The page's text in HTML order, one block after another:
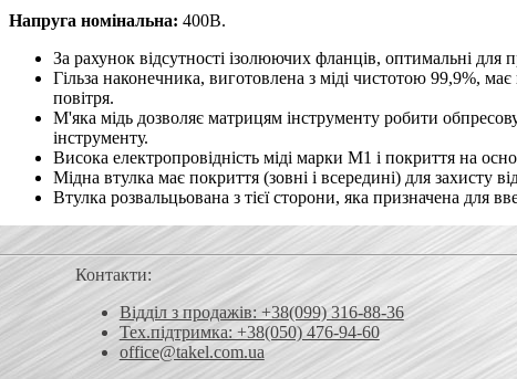
Напруга номінальна: 400В.
За рахунок відсутності ізолюючих фланців, оптимальні для
Гільза наконечника, виготовлена ​​з міді чистотою 99,9%,
повітря.
М'яка мідь дозволяє матрицям інструменту робити
інструменту.
Висока електропровідність міді марки М1 і покриття на
Мідна втулка має покриття (зовні і всередині) для захисту
Втулка розвальцьована з тієї сторони, яка призначена для
Контакти:
Відділ з продажів: +38(099) 316-88-36
Тех.підтримка: +38(050) 476-94-60
office@takel.com.ua